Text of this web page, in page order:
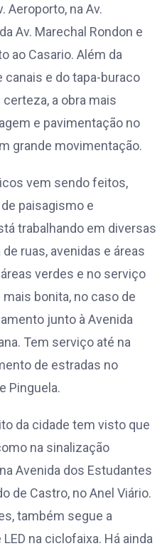
Aeroporto, na Av.
Av. Marechal Rondon e
ao Casario. Além da
canais e do tapa-buraco
a obra mais
e pavimentação no
grande movimentação.
vem sendo feitos,
paisagismo e
trabalhando em diversas
ruas, avenidas e áreas
verdes e no serviço
bonita, no caso de
junto à Avenida
Tem serviço até na
de estradas no
Pinguela.
da cidade tem visto que
na sinalização
Avenida dos Estudantes
de Castro, no Anel Viário.
também segue a
na ciclofaixa. Há ainda